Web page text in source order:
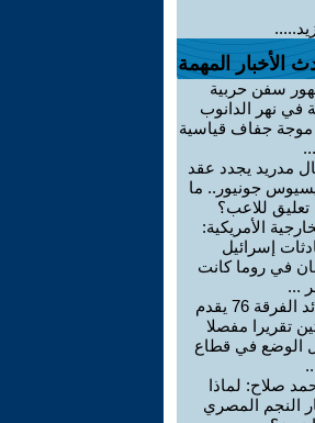
الأخبار المهمة
سفن حربية
في نهر الدانوب
موجة جفاف قياسية
مدريد يجدد عقد
جونيور.. ما
تعليق للاعب؟
الأمريكية:
إسرائيل
في روما كانت
...
قائد الفرقة 76 يقدم
تقريرا مفصلا
الوضع في قطاع
صلاح: لماذا
النجم المصري